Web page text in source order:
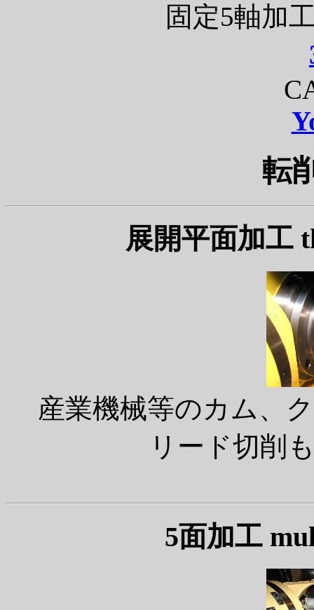
固定5軸加
転
展開平面加工
産業機械等のカム、
リード切削
5面加工